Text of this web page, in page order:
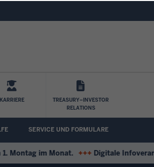
KARRIERE
TREASURY–INVESTOR
RELATIONS
SERVICE UND FORMULARE
im Monat. +++Digitale